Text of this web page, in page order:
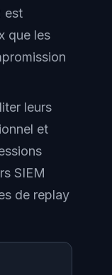
est
que les
leurs
et
SIEM
de replay